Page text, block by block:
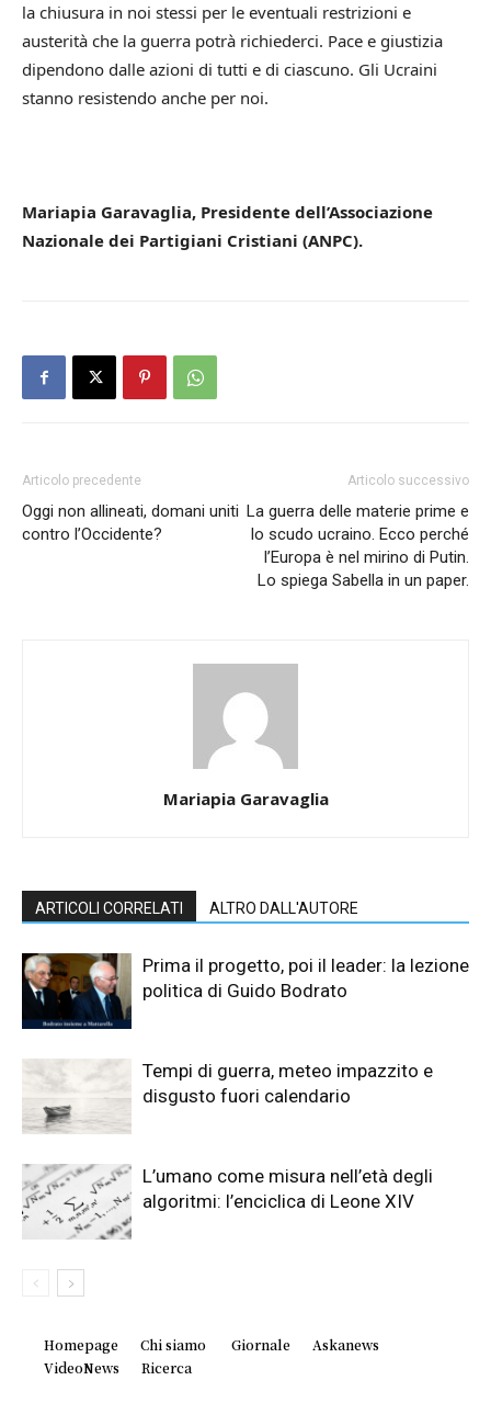
la chiusura in noi stessi per le eventuali restrizioni e
austerità che la guerra potrà richiederci. Pace e giustizia
dipendono dalle azioni di tutti e di ciascuno. Gli Ucraini
stanno resistendo anche per noi.
Mariapia Garavaglia, Presidente dell’Associazione
Nazionale dei Partigiani Cristiani (ANPC).
Articolo precedente
Oggi non allineati, domani uniti
contro l’Occidente?
Articolo successivo
La guerra delle materie prime e
lo scudo ucraino. Ecco perché
l’Europa è nel mirino di Putin.
Lo spiega Sabella in un paper.
Mariapia Garavaglia
ARTICOLI CORRELATI ALTRO DALL'AUTORE
Prima il progetto, poi il leader: la lezione
politica di Guido Bodrato
Tempi di guerra, meteo impazzito e
disgusto fuori calendario
L’umano come misura nell’età degli
algoritmi: l’enciclica di Leone XIV
Homepage Chi siamo Giornale
Askanews
VideoNews
Ricerca